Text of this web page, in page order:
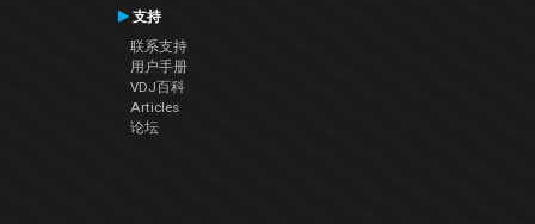
支持
联系支持
用户手册
VDJ百科
Articles
论坛